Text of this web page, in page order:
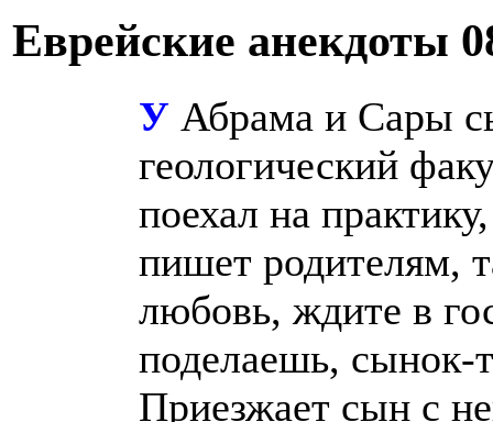
Еврейские анекдоты
У Абрама и Сары
геологический
поехал на
пишет родителям,
любовь, ждите в
поделаешь, сынок-
Приезжает сын с